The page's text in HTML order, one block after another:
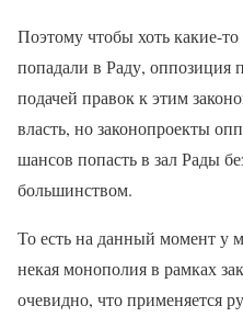
Поэтому чтобы хоть какие-
попадали в Раду, оппозиция
подачей правок к этим
власть, но законопроекты
шансов попасть в зал Рады
большинством.
То есть на данный момент у
некая монополия в рамках
очевидно, что применяется